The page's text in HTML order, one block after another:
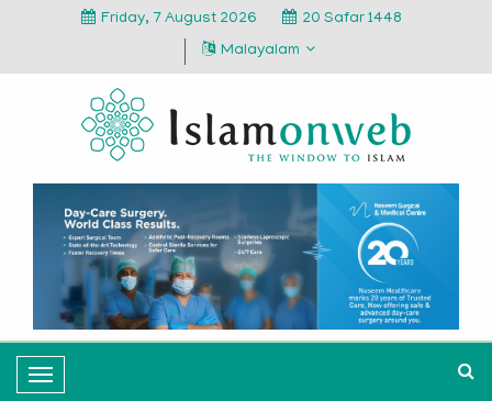
Friday, 7 August 2026
20 Safar 1448
Malayalam
T